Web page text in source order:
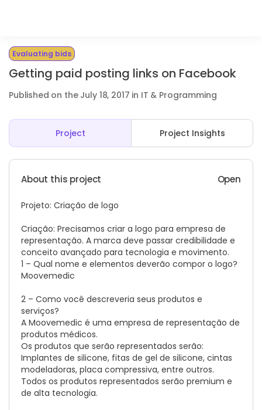
Evaluating bids
Getting paid posting links on Facebook
Published on the July 18, 2017 in IT & Programming
Project Project Insights
About this project Open
Projeto: Criação de logo
Criação: Precisamos criar a logo para empresa de
representação. A marca deve passar credibilidade e
conceito avançado para tecnologia e movimento.
1 – Qual nome e elementos deverão compor o logo?
Moovemedic
2 – Como você descreveria seus produtos e
serviços?
A Moovemedic é uma empresa de representação de
produtos médicos.
Os produtos que serão representados serão:
Implantes de silicone, fitas de gel de silicone, cintas
modeladoras, placa compressiva, entre outros.
Todos os produtos representados serão premium e
de alta tecnologia.